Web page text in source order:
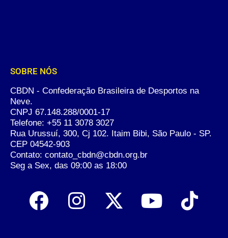
SOBRE NÓS
CBDN - Confederação Brasileira de Desportos na
Neve.
CNPJ 67.148.288/0001-17
Telefone: +55 11 3078 3027
Rua Urussuí, 300, Cj 102. Itaim Bibi, São Paulo - SP.
CEP 04542-903
Contato: contato_cbdn@cbdn.org.br
Seg a Sex, das 09:00 as 18:00